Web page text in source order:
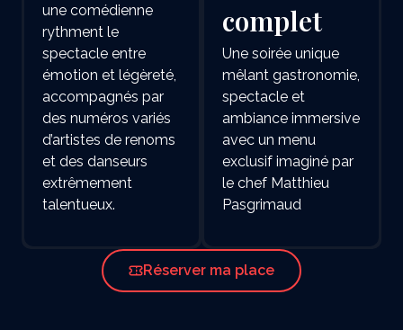
une comédienne
rythment le
spectacle entre
émotion et légèreté,
accompagnés par
des numéros variés
d’artistes de renoms
et des danseurs
extrêmement
talentueux.
complet
Une soirée unique
mêlant gastronomie,
spectacle et
ambiance immersive
avec un menu
exclusif imaginé par
le chef Matthieu
Pasgrimaud
Réserver ma place